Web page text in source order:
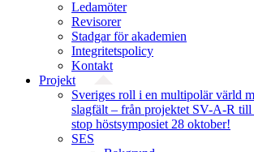
Ledamöter
Revisorer
Stadgar för akademien
Integritetspolicy
Kontakt
Projekt
Sveriges roll i en multipolär värld
slagfält – från projektet SV-A-R
stop höstsymposiet 28 oktober!
SES